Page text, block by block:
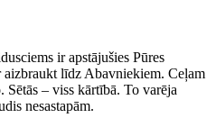
ir apstājušies Pūres
aizbraukt līdz Abavniekiem. Ceļam
– viss kārtībā. To varēja
nesastapām.